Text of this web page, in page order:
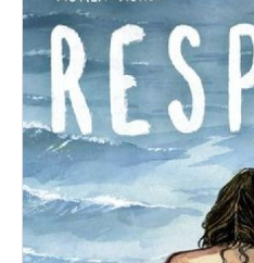
de
la
galería
de
imágenes